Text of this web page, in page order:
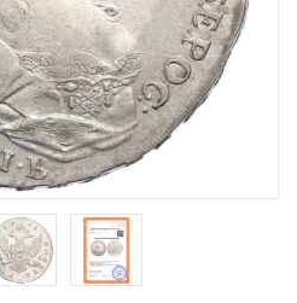
(с 1999 года)
монеты СССР и России
(Unusual)
монеты